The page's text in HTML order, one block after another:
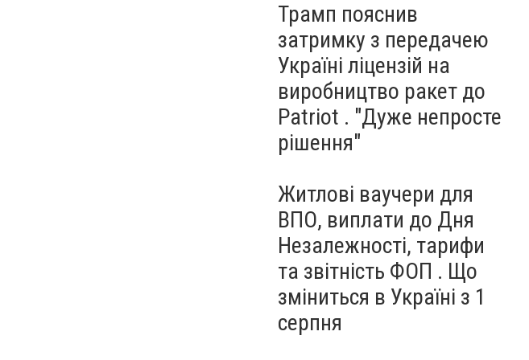
Трамп пояснив
затримку з передачею
Україні ліцензій на
виробництво ракет до
Patriot . "Дуже непросте
рішення"
Житлові ваучери для
ВПО, виплати до Дня
Незалежності, тарифи
та звітність ФОП . Що
зміниться в Україні з 1
серпня